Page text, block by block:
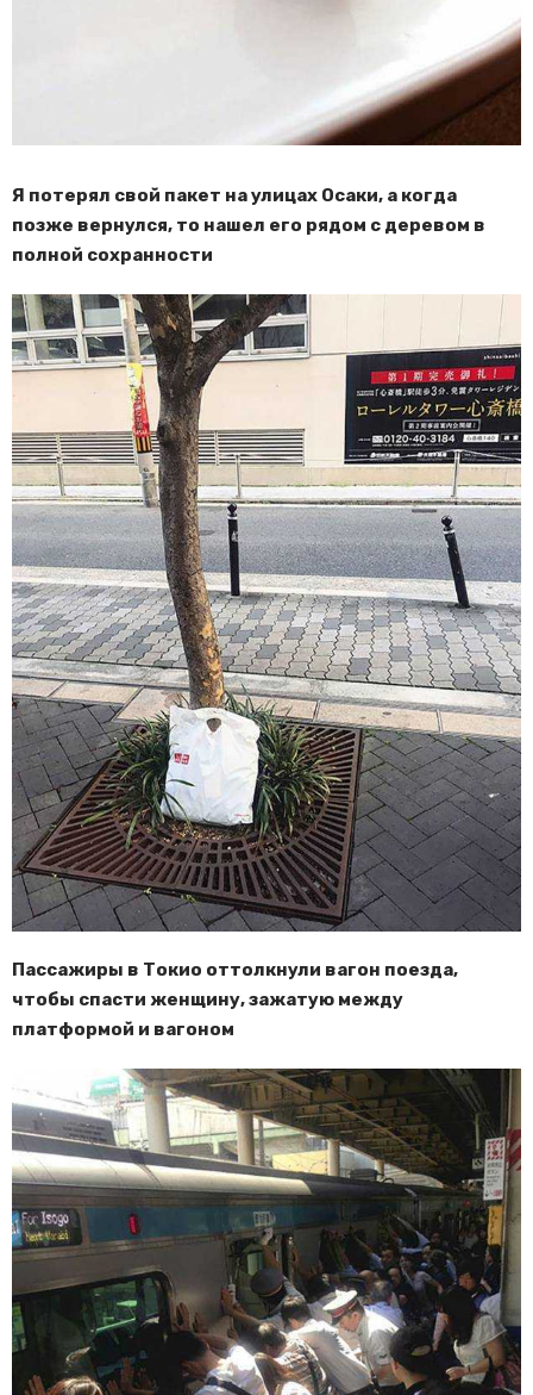
Я потерял свой пакет на улицах Осаки, а когда
позже вернулся, то нашел его рядом с деревом в
полной сохранности
Пассажиры в Токио оттолкнули вагон поезда,
чтобы спасти женщину, зажатую между
платформой и вагоном